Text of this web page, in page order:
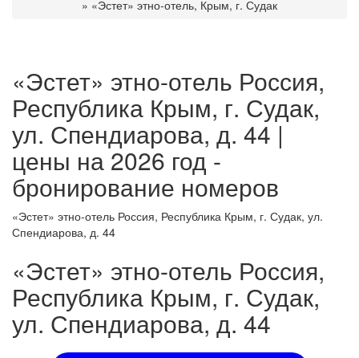
» «Эстет» этно-отель, Крым, г. Судак
«Эстет» этно-отель Россия,
Республика Крым, г. Судак,
ул. Спендиарова, д. 44 |
цены на 2026 год -
бронирование номеров
«Эстет» этно-отель Россия, Республика Крым, г. Судак, ул.
Спендиарова, д. 44
«Эстет» этно-отель Россия,
Республика Крым, г. Судак,
ул. Спендиарова, д. 44